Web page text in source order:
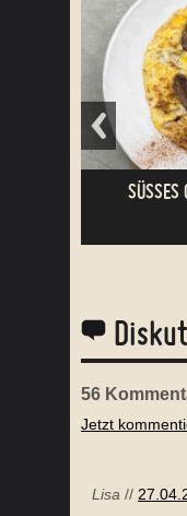
SÜSSES
56
Jetzt
Lisa //